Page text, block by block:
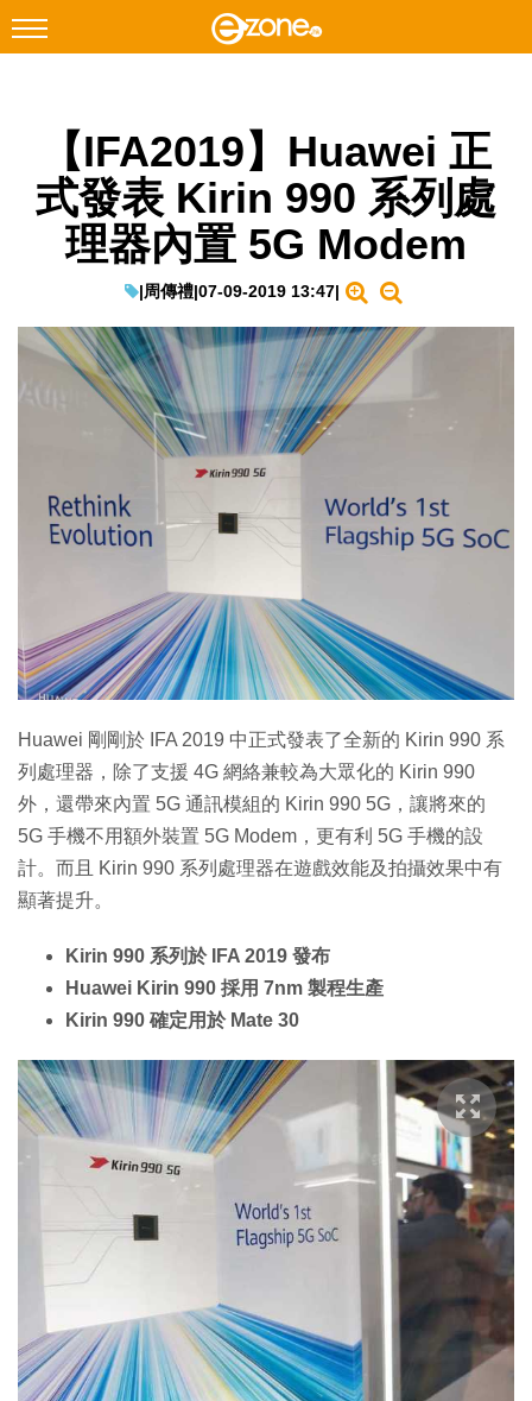
Facebook Instagram
科技焦點
網絡生活
教學評測
EduTech
Enterprise Digital Transformation
【IFA2019】Huawei 正
式發表 Kirin 990 系列處
理器內置 5G Modem
|周傳禮|07-09-2019 13:47|
Huawei 剛剛於 IFA 2019 中正式發表了全新的 Kirin 990 系
列處理器，除了支援 4G 網絡兼較為大眾化的 Kirin 990
外，還帶來內置 5G 通訊模組的 Kirin 990 5G，讓將來的
5G 手機不用額外裝置 5G Modem，更有利 5G 手機的設
計。而且 Kirin 990 系列處理器在遊戲效能及拍攝效果中有
顯著提升。
Kirin 990 系列於 IFA 2019 發布
Huawei Kirin 990 採用 7nm 製程生產
Kirin 990 確定用於 Mate 30